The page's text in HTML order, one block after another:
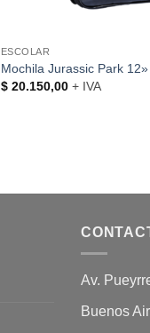
ESCOLAR
Mochila Jurassic Park
$20.150,00+ IVA
Av.
Buenos